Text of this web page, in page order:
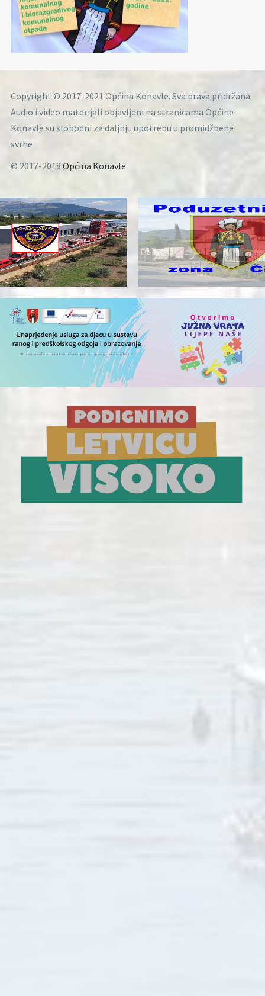
Copyright © 2017-2021 Općina Konavle. Sva prava pridržana
Audio i video materijali objavljeni na stranicama Općine
Konavle su slobodni za daljnju upotrebu u promidžbene
svrhe
© 2017-2018 Općina Konavle